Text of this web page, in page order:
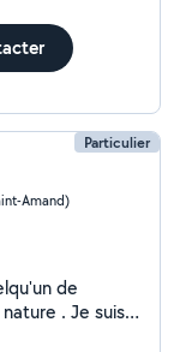
Particulier
Amand)
de